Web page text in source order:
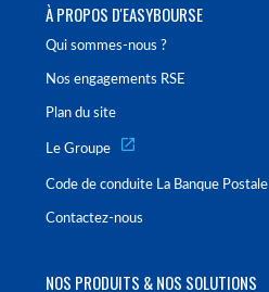
À PROPOS D'EASYBOURSE
Qui sommes-nous ?
Nos engagements RSE
Plan du site
Le Groupe
Code de conduite La Banque Postale
Contactez-nous
NOS PRODUITS & NOS SOLUTIONS